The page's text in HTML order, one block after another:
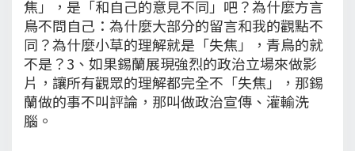
焦」，是「和自己的意見不同」吧？為什麼方言
鳥不問自己：為什麼大部分的留言和我的觀點不
同？為什麼小草的理解就是「失焦」，青鳥的就
不是？3、如果錫蘭展現強烈的政治立場來做影
片，讓所有觀眾的理解都完全不「失焦」，那錫
蘭做的事不叫評論，那叫做政治宣傳、灌輸洗
腦。